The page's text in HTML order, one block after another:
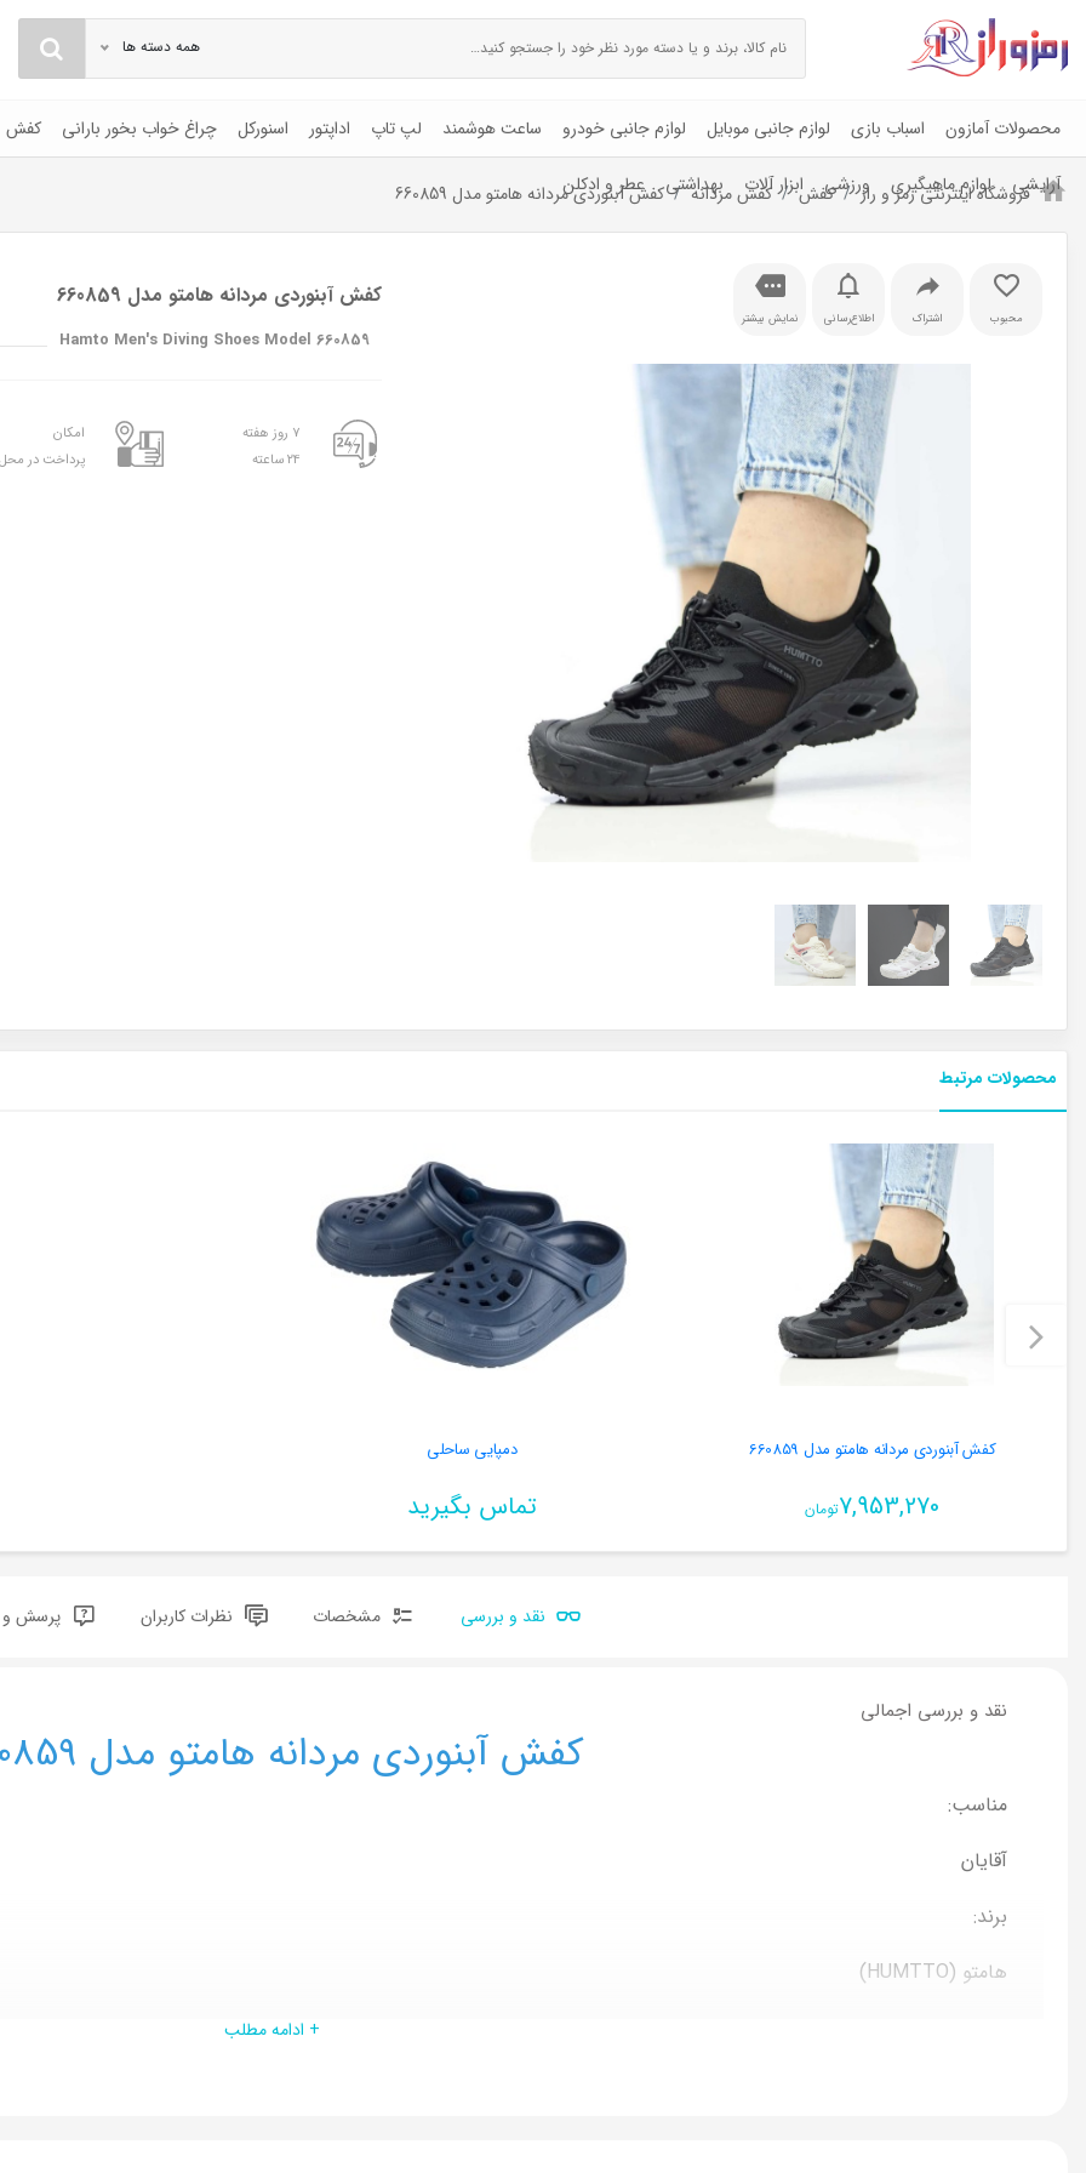
همه دسته ها
محصولات آمازون اسباب بازی لوازم جانبی موبایل لوازم جانبی خودرو ساعت هوشمند لپ تاپ اداپتور اسنورکل چراغ خواب بخور بارانی کفش
آرایشی لوازم ماهیگیری ورزشی ابزار آلات بهداشتی عطر و ادکلن فروشگاه اینترنتی رمز و راز کفش کفش مردانه کفش آبنوردی مردانه هامتو مدل 660859
محبوب اشتراک اطلاع‌رسانی نمایش بیشتر
کفش آبنوردی مردانه هامتو مدل 660859
Hamto Men's Diving Shoes Model 660859
۷ روز هفته
۲۴ ساعته
امکان
پرداخت در
محصولات مرتبط
کفش آبنوردی مردانه هامتو مدل 660859
7,953,270تومان
دمپایی ساحلی
تماس بگیرید
نقد و بررسی مشخصات نظرات کاربران پرسش و
نقد و بررسی اجمالی
کفش آبنوردی مردانه هامتو مدل 660859
مناسب:
آقایان
برند:
هامتو (HUMTTO)
+ ادامه مطلب